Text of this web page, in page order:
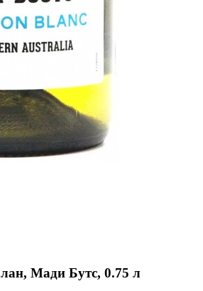
Мади Бутс, 0.75 л